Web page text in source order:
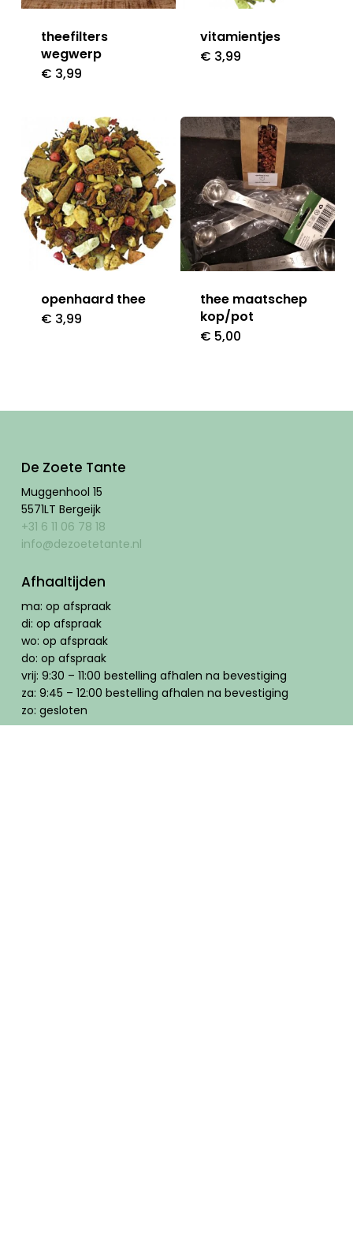
theefilters
wegwerp
€ 3,99
vitamientjes
€ 3,99
openhaard thee
€ 3,99
thee maatschep
kop/pot
€ 5,00
De Zoete Tante
Muggenhool 15
5571LT Bergeijk
+31 6 11 06 78 18
info@dezoetetante.nl
Afhaaltijden
ma: op afspraak
di: op afspraak
wo: op afspraak
do: op afspraak
vrij: 9:30 – 11:00 bestelling afhalen na bevestiging
za: 9:45 – 12:00 bestelling afhalen na bevestiging
zo: gesloten